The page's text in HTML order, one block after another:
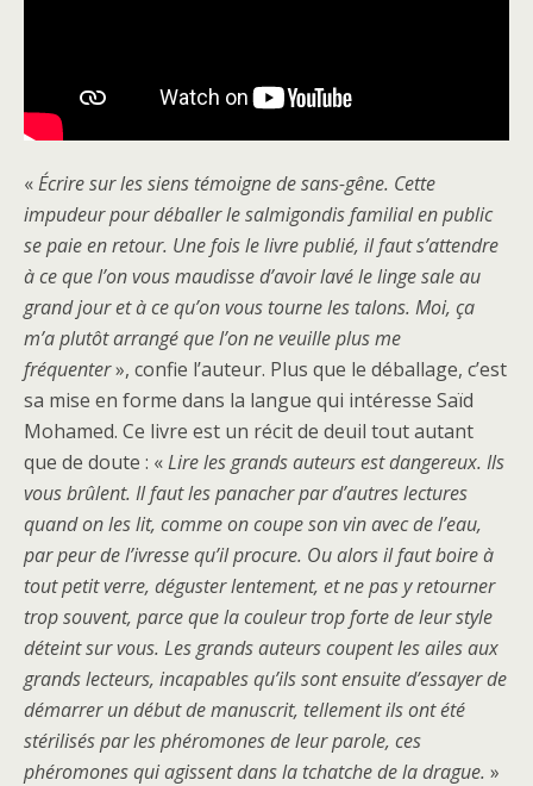
«Écrire sur les siens témoigne de sans-gêne. Cette
impudeur pour déballer le salmigondis familial en public
se paie en retour. Une fois le livre publié, il faut s’attendre
à ce que l’on vous maudisse d’avoir lavé le linge sale au
grand jour et à ce qu’on vous tourne les talons. Moi, ça
m’a plutôt arrangé que l’on ne veuille plus me
fréquenter», confie l’auteur. Plus que le déballage, c’est
sa mise en forme dans la langue qui intéresse Saïd
Mohamed. Ce livre est un récit de deuil tout autant
que de doute : «Lire les grands auteurs est dangereux. Ils
vous brûlent. Il faut les panacher par d’autres lectures
quand on les lit, comme on coupe son vin avec de l’eau,
par peur de l’ivresse qu’il procure. Ou alors il faut boire à
tout petit verre, déguster lentement, et ne pas y retourner
trop souvent, parce que la couleur trop forte de leur style
déteint sur vous. Les grands auteurs coupent les ailes aux
grands lecteurs, incapables qu’ils sont ensuite d’essayer de
démarrer un début de manuscrit, tellement ils ont été
stérilisés par les phéromones de leur parole, ces
phéromones qui agissent dans la tchatche de la drague. »